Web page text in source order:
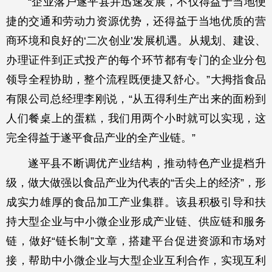
捷的交通和劳动力资源优势，还得益于当地优质的营
商环境和良好的‘二次创业’发展机遇。从规划、建设、
办理证件到正式投产的每个环节都有专门的企业分包
领导全程协助，整个流程既便捷又舒心。”大拇指食品
有限公司总经理李刚说，“从五得利生产出来的面粉到
人们餐桌上的蛋糕，我们用两个小时就可以实现，这
完全得益于遂平食品产业的全产业链。”
遂平县不断调优产业结构，推动特色产业提档升
级，做大做强以食品产业为代表的“舌尖上的经济”，形
成实力雄厚的食品加工产业集群。该县积极引导和扶
持大型企业与中小微企业形成产业链、供应链和服务
链，做好“链长制”文章，搭建平台促进资源和市场对
接，帮助中小微企业与大型企业互利合作，实现互利